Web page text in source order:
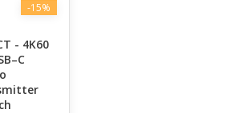
-15%
- 4K60